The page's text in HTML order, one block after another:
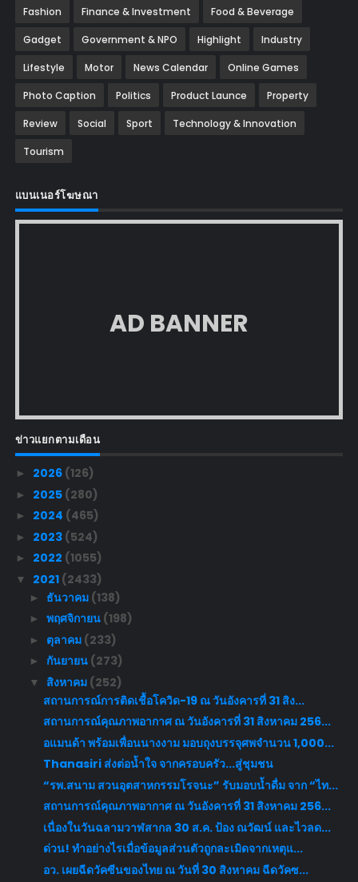
Fashion Finance & Investment Food & Beverage
Gadget Government & NPO Highlight Industry
Lifestyle Motor News Calendar Online Games
Photo Caption Politics Product Launce Property
Review Social Sport Technology & Innovation
Tourism
แบนเนอร์โฆษณา
AD BANNER
ข่าวแยกตามเดือน
► 2026 (126)
► 2025 (280)
► 2024 (465)
► 2023 (524)
► 2022 (1055)
▼ 2021 (2433)
► ธันวาคม (138)
► พฤศจิกายน (198)
► ตุลาคม (233)
► กันยายน (273)
▼ สิงหาคม (252)
สถานการณ์การติดเชื้อโควิด-19 ณ วันอังคารที่ 31 สิง...
สถานการณ์คุณภาพอากาศ ณ วันอังคารที่ 31 สิงหาคม 256...
อแมนด้า พร้อมเพื่อนนางงาม มอบถุงบรรจุศพจำนวน 1,000...
Thanasiri ส่งต่อน้ำใจ จากครอบครัว...สู่ชุมชน
“รพ.สนาม สวนอุตสาหกรรมโรจนะ” รับมอบน้ำดื่ม จาก “ไท...
สถานการณ์คุณภาพอากาศ ณ วันอังคารที่ 31 สิงหาคม 256...
เนื่องในวันฉลามวาฬสากล 30 ส.ค. ป้อง ณวัฒน์ และไวลด...
ด่วน! ทำอย่างไรเมื่อข้อมูลส่วนตัวถูกละเมิดจากเหตุแ...
อว. เผยฉีดวัคซีนของไทย ณ วันที่ 30 สิงหาคม ฉีดวัคซ...